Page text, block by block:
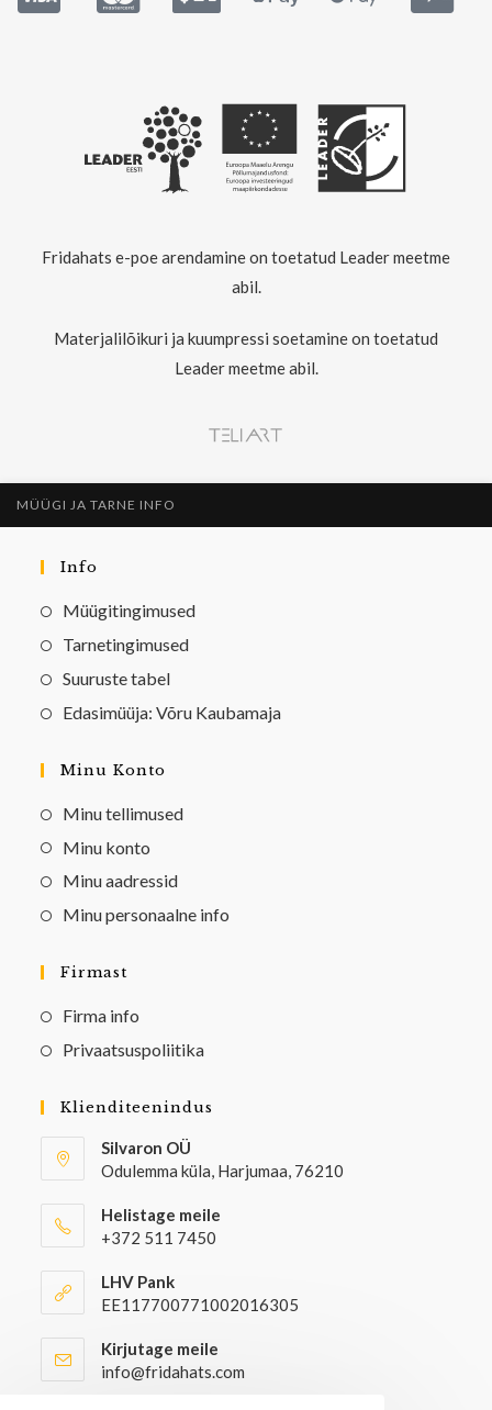
Fridahats e-poe arendamine on toetatud Leader meetme
abil.
Materjalilõikuri ja kuumpressi soetamine on toetatud
Leader meetme abil.
MÜÜGI JA TARNE INFO
Info
Müügitingimused
Tarnetingimused
Suuruste tabel
Edasimüüja: Võru Kaubamaja
Minu Konto
Minu tellimused
Minu konto
Minu aadressid
Minu personaalne info
Firmast
Firma info
Privaatsuspoliitika
Klienditeenindus
Silvaron OÜ
Odulemma küla, Harjumaa, 76210
Helistage meile
+372 511 7450
LHV Pank
EE117700771002016305
Kirjutage meile
info@fridahats.com